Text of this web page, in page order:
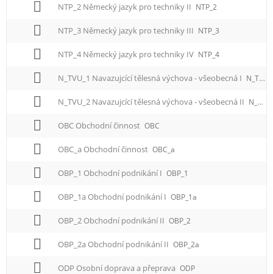
NTP_2 Německý jazyk pro techniky II NTP_2
NTP_3 Německý jazyk pro techniky III NTP_3
NTP_4 Německý jazyk pro techniky IV NTP_4
N_TVU_1 Navazujcící tělesná výchova - všeobecná I N_TVU_1
N_TVU_2 Navazujcící tělesná výchova - všeobecná II N_TVU_2
OBC Obchodní činnost OBC
OBC_a Obchodní činnost OBC_a
OBP_1 Obchodní podnikání I OBP_1
OBP_1a Obchodní podnikání I OBP_1a
OBP_2 Obchodní podnikání II OBP_2
OBP_2a Obchodní podnikání II OBP_2a
ODP Osobní doprava a přeprava ODP